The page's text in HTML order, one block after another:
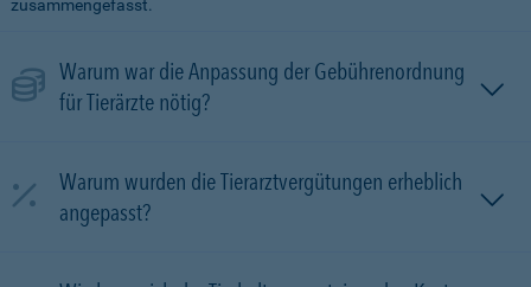
zusammengefasst.
Warum war die Anpassung der Gebührenordnung
für Tierärzte nötig?
Warum wurden die Tierarztvergütungen erheblich
angepasst?